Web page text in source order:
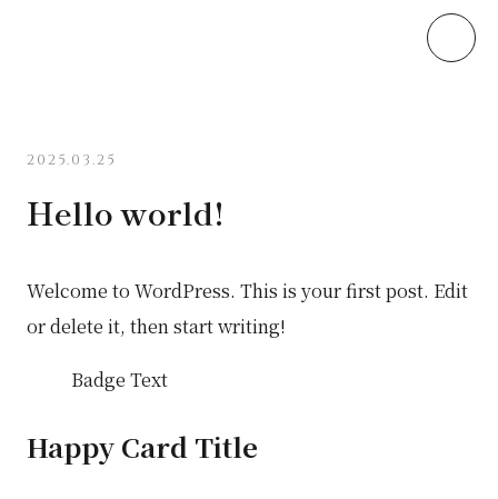
2025.03.25
Hello world!
Welcome to WordPress. This is your first post. Edit
or delete it, then start writing!
Badge Text
Happy Card Title